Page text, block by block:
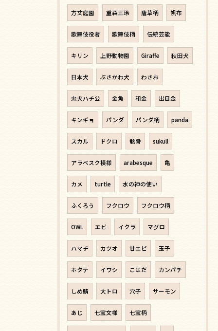
方丈庭園 重森三玲 唐草柄 帆布
歌舞伎役者 歌舞伎柄 伝統芸能
キリン 上野動物園 Giraffe 秋田犬
日本犬 ぶさかわ犬 わさお
忠犬ハチ公 金魚 和金 出目金
キンギョ パンダ パンダ柄 panda
スカル ドクロ 骸骨 sukull
アラベスク模様 arabesque 亀
カメ turtle 水の神の使い
ふくろう フクロウ フクロウ柄
OWL エビ イクラ マグロ
ハマチ カツオ 甘エビ 玉子
ホタテ イワシ こはだ カンパチ
しめ鯖 大トロ 穴子 サーモン
あじ 七宝文様 七宝柄